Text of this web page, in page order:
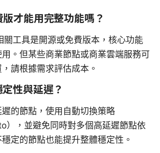
才能用完整功能嗎？
關工具是開源或免費版本，核心功能
。但某些商業節點或商業雲端服務可
請根據需求評估成本。
性與延遲？
的節點，使用自動切換策略
），並避免同時對多個高延遲節點依
定的節點也能提升整體穩定性。